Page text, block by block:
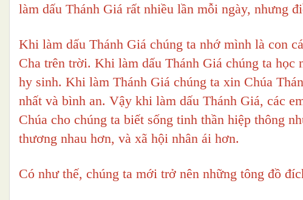
làm dấu Thánh Giá rất nhiều lần mỗi ngày, nhưng
Khi làm dấu Thánh Giá chúng ta nhớ mình là con
Cha trên trời. Khi làm dấu Thánh Giá chúng ta
hy sinh. Khi làm Thánh Giá chúng ta xin Chúa
nhất và bình an. Vậy khi làm dấu Thánh Giá, các
Chúa cho chúng ta biết sống tinh thần hiệp thông
thương nhau hơn, và xã hội nhân ái hơn.
Có như thế, chúng ta mới trở nên những tông đồ